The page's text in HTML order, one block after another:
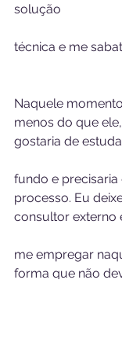
solução
técnica e me
Naquele
menos do que
gostaria de
fundo e
processo. Eu
consultor externo
me empregar
forma que não